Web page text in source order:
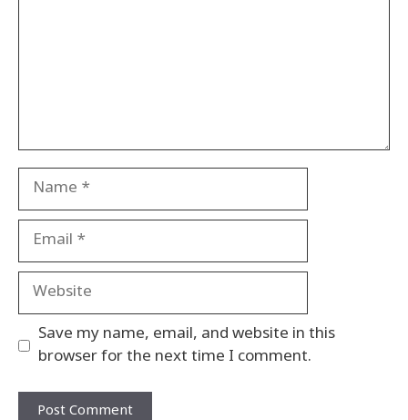
Name
Email
Website
Save my name, email, and website in this
browser for the next time I comment.